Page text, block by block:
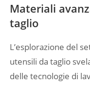
Materiali
taglio
L’esplorazione del
utensili da taglio
delle tecnologie di